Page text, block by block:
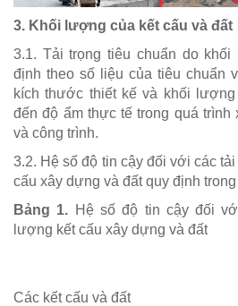
3. Khối lượng của kết cấu và đất
3.1. Tải trọng tiêu chuẩn do
định theo số liệu của tiêu chuẩn
kích thước thiết kế và khối
đến độ ẩm thực tế trong quá
và công trình.
3.2. Hệ số độ tin cậy đối với các
cấu xây dựng và đất quy định
Bảng 1. Hệ số độ tin cậy đối
lượng kết cấu xây dựng và đất
Các kết cấu và đất